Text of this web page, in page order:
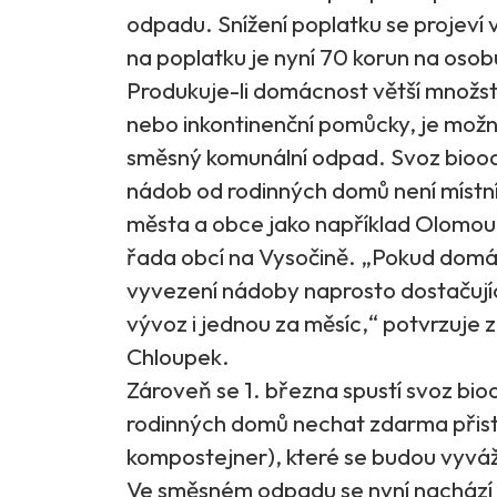
odpadu. Snížení poplatku se
na poplatku je nyní 70 korun na
Produkuje-li domácnost větší
nebo inkontinenční pomůcky, je
směsný komunální odpad. Svoz
nádob od rodinných domů není
města a obce jako například
řada obcí na Vysočině. „Pokud
vyvezení nádoby naprosto
vývoz i jednou za měsíc,“ potvrzuje
Chloupek.
Zároveň se 1. března spustí svoz
rodinných domů nechat zdarma
kompostejner), které se budou
Ve směsném odpadu se nyní